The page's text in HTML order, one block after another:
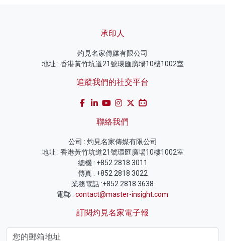
承印人
灼見名家傳媒有限公司
地址 : 香港黃竹坑道21號環匯廣場10樓1002室
追蹤我們的社交平台
聯絡我們
公司 : 灼見名家傳媒有限公司
地址 : 香港黃竹坑道21號環匯廣場10樓1002室
總機 : +852 2818 3011
傳真 : +852 2818 3022
業務電話 :+852 2818 3638
電郵 : contact@master-insight.com
訂閱灼見名家電子報